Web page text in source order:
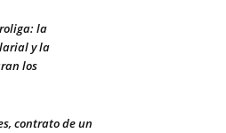
la
y la
los
contrato de un